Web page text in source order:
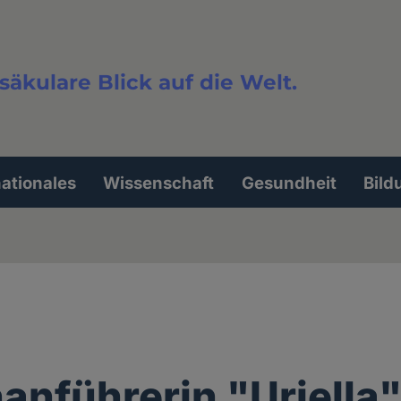
Blick auf die Welt.
Wissenschaft Gesundheit